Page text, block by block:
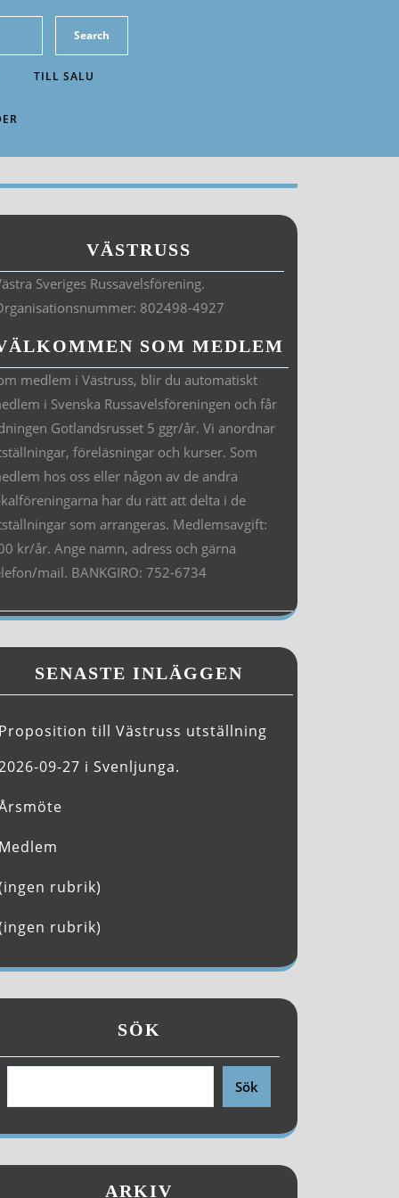
TILL SALU
VÄSTRUSS
Sveriges Russavelsförening.
802498-4927
SOM MEDLEM
medlem i Västruss, blir du automatiskt
i Svenska Russavelsföreningen och får
Gotlandsrusset 5 ggr/år. Vi anordnar
föreläsningar och kurser. Som
hos oss eller någon av de andra
har du rätt att delta i de
som arrangeras. Medlemsavgift:
kr/år. Ange namn, adress och gärna
mail. BANKGIRO: 752-6734
SENASTE INLÄGGEN
Proposition till Västruss utställning
09-27 i Svenljunga.
Medlem
rubrik)
rubrik)
SÖK
Sök
ARKIV